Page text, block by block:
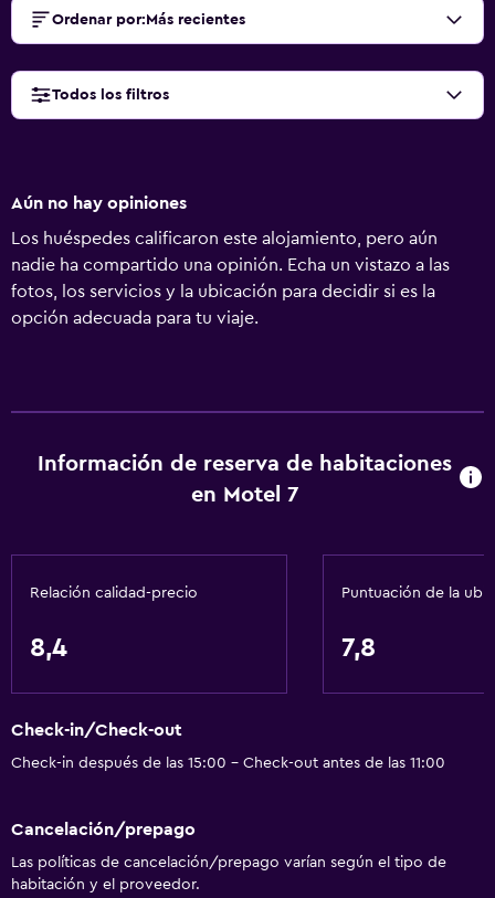
Ordenar por: Más recientes
Todos los filtros
Aún no hay opiniones
Los huéspedes calificaron este alojamiento, pero aún
nadie ha compartido una opinión. Echa un vistazo a las
fotos, los servicios y la ubicación para decidir si es la
opción adecuada para tu viaje.
Información de reserva de habitaciones
en Motel 7
Relación calidad-precio
8,4
Puntuación de la
7,8
Check-in/Check-out
Check-in después de las 15:00 - Check-out antes de las 11:00
Cancelación/prepago
Las políticas de cancelación/prepago varían según el tipo de
habitación y el proveedor.